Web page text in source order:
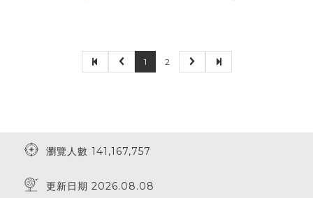
1 2
瀏覽人數 141,167,757
更新日期 2026.08.08